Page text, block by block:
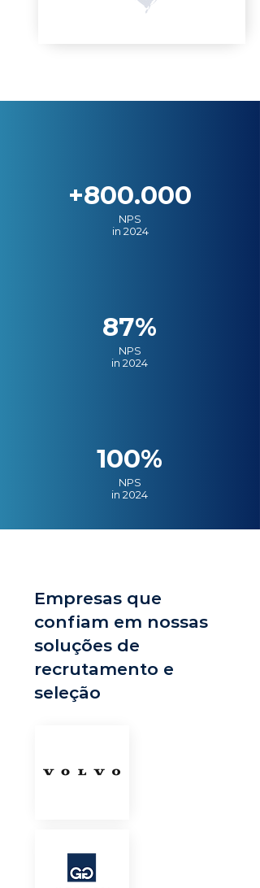
+800.000
NPS
in 2024
87%
NPS
in 2024
100%
NPS
in 2024
Empresas que
confiam em nossas
soluções de
recrutamento e
seleção